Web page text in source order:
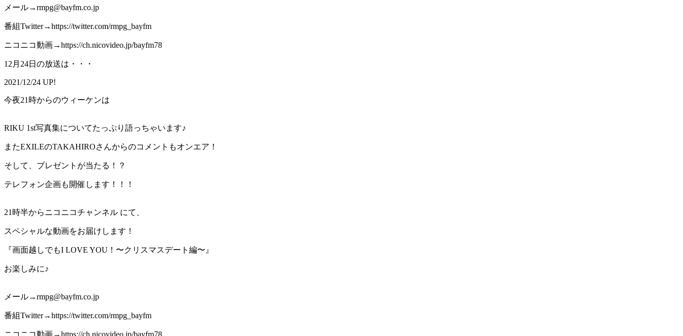
メール→rmpg@bayfm.co.jp
番組Twitter→https://twitter.com/rmpg_bayfm
ニコニコ動画→https://ch.nicovideo.jp/bayfm78
12月24日の放送は・・・
2021/12/24 UP!
今夜21時からのウィーケンは
RIKU 1st写真集についてたっぷり語っちゃいます♪
またEXILEのTAKAHIROさんからのコメントもオンエア！
そして、プレゼントが当たる！？
テレフォン企画も開催します！！！
21時半からニコニコチャンネル にて、
スペシャルな動画をお届けします！
『画面越しでもI LOVE YOU！〜クリスマスデート編〜』
お楽しみに♪
メール→rmpg@bayfm.co.jp
番組Twitter→https://twitter.com/rmpg_bayfm